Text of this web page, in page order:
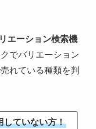
エーション検索機
でバリエーション
れている種類を判
していない方！